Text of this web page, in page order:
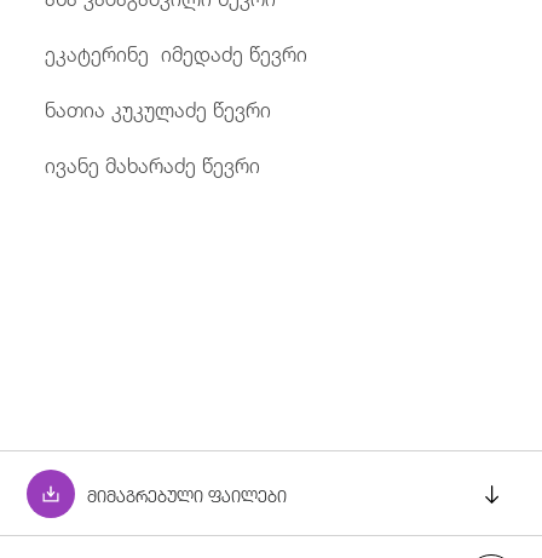
ეკატერინე იმედაძე წევრი
ნათია კუკულაძე წევრი
ივანე მახარაძე წევრი
მიმაგრებული ფაილები